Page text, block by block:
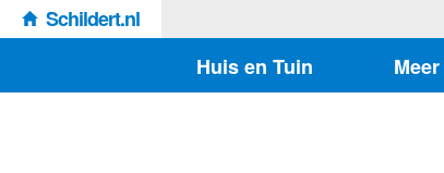
Schildert.nl
Huis en Tuin
Meer